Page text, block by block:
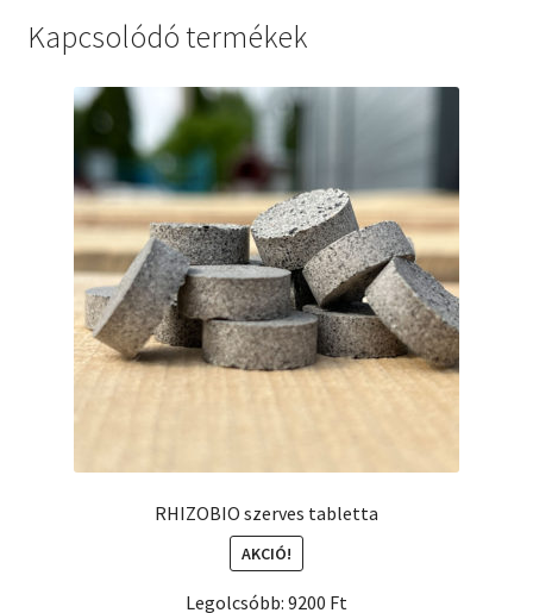
Kapcsolódó termékek
RHIZOBIO szerves tabletta
AKCIÓ!
Legolcsóbb: 9200 Ft